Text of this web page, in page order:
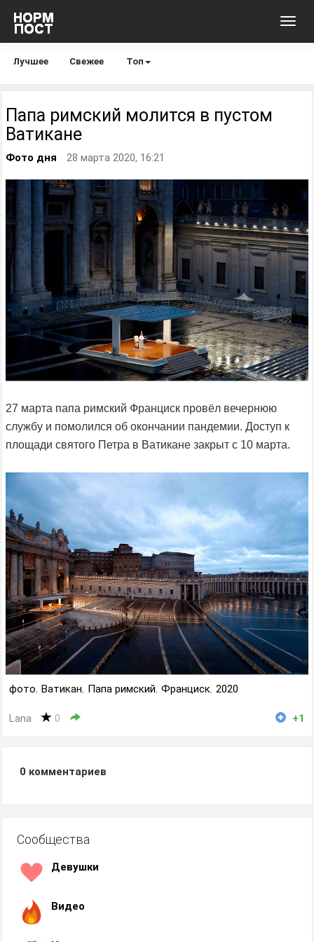
Лучшее Свежее Топ
Папа римский молится в пустом
Ватикане
Фото дня 28 марта 2020, 16:21
27 марта папа римский Франциск провёл вечернюю
службу и помолился об окончании пандемии. Доступ к
площади святого Петра в Ватикане закрыт с 10 марта.
фото, Ватикан, Папа римский, Франциск, 2020
Lana 0 +1
0 комментариев
Сообщества
Девушки
Видео